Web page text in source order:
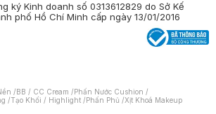
ký Kinh doanh số 0313612829 do Sở Kế
phố Hồ Chí Minh cấp ngày 13/01/2016
/BB / CC Cream /Phấn Nước Cushion /
/Tạo Khối / Highlight /Phấn Phủ /Xịt Khoá Makeup